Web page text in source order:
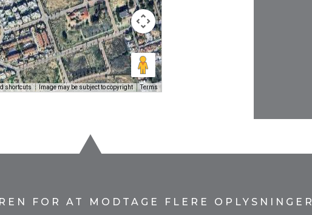
shortcuts Image may be subject to copyright Terms
FOR AT MODTAGE FLERE OPLYSNINGER